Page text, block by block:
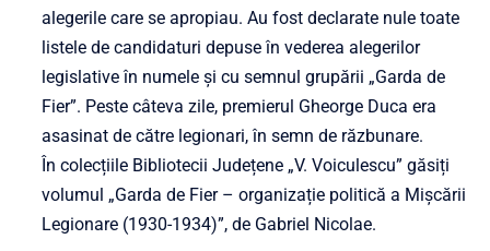
alegerile care se apropiau. Au fost declarate nule toate
listele de candidaturi depuse în vederea alegerilor
legislative în numele şi cu semnul grupării „Garda de
Fier”. Peste câteva zile, premierul Gheorge Duca era
asasinat de către legionari, în semn de răzbunare.
În colecțiile Bibliotecii Județene „V. Voiculescu” găsiți
volumul „Garda de Fier – organizație politică a Mișcării
Legionare (1930-1934)”, de Gabriel Nicolae.